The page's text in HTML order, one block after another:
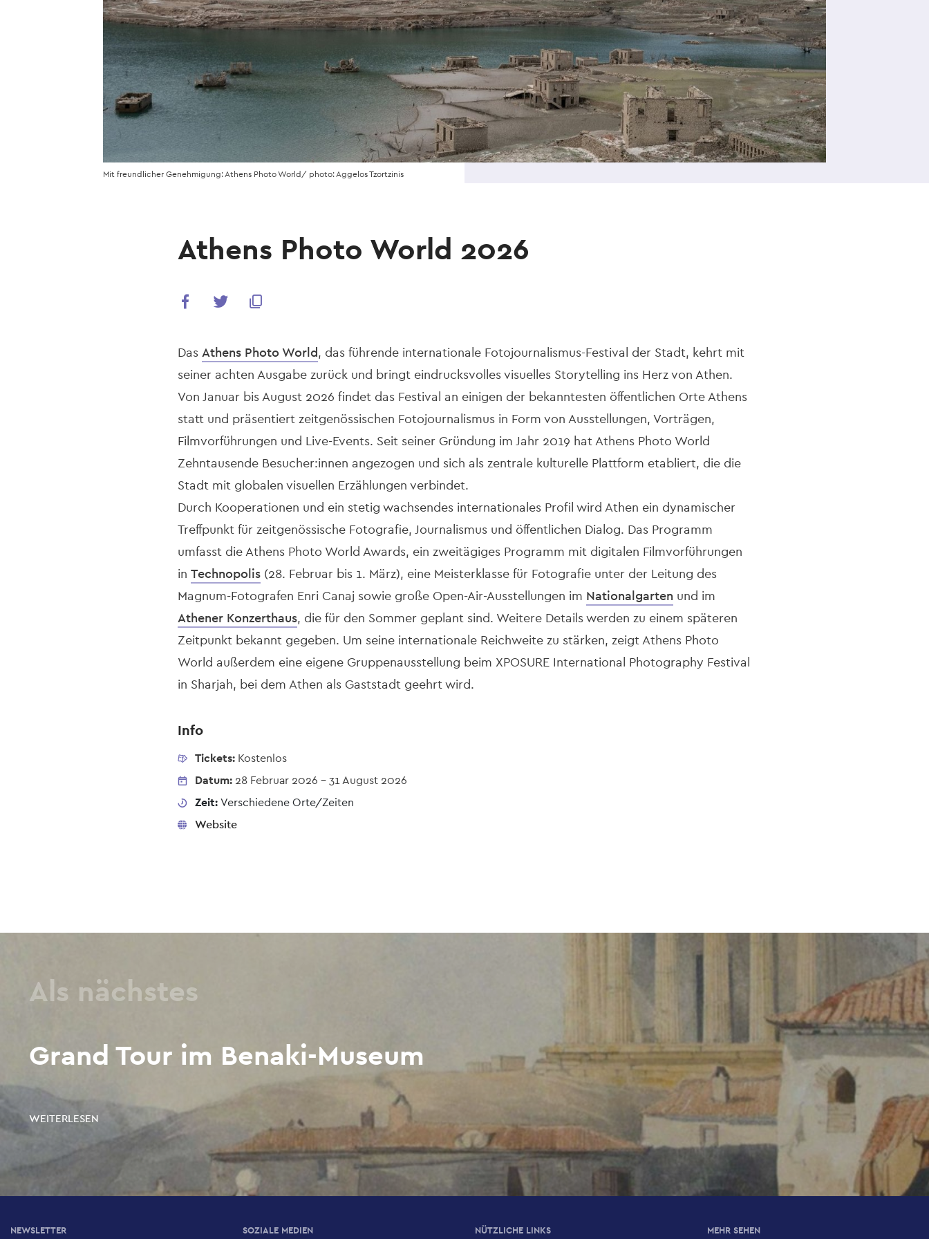
Mit freundlicher Genehmigung: Athens Photo World/ photo: Aggelos Tzortzinis
Athens Photo World 2026
Das Athens Photo World, das führende internationale Fotojournalismus-Festival der Stadt, kehrt mit
seiner achten Ausgabe zurück und bringt eindrucksvolles visuelles Storytelling ins Herz von Athen.
Von Januar bis August 2026 findet das Festival an einigen der bekanntesten öffentlichen Orte Athens
statt und präsentiert zeitgenössischen Fotojournalismus in Form von Ausstellungen, Vorträgen,
Filmvorführungen und Live-Events. Seit seiner Gründung im Jahr 2019 hat Athens Photo World
Zehntausende Besucher:innen angezogen und sich als zentrale kulturelle Plattform etabliert, die die
Stadt mit globalen visuellen Erzählungen verbindet.
Durch Kooperationen und ein stetig wachsendes internationales Profil wird Athen ein dynamischer
Treffpunkt für zeitgenössische Fotografie, Journalismus und öffentlichen Dialog. Das Programm
umfasst die Athens Photo World Awards, ein zweitägiges Programm mit digitalen Filmvorführungen
in Technopolis(28. Februar bis 1. März), eine Meisterklasse für Fotografie unter der Leitung des
Magnum-Fotografen Enri Canaj sowie große Open-Air-Ausstellungen im Nationalgarten und im
Athener Konzerthaus, die für den Sommer geplant sind. Weitere Details werden zu einem späteren
Zeitpunkt bekannt gegeben. Um seine internationale Reichweite zu stärken, zeigt Athens Photo
World außerdem eine eigene Gruppenausstellung beim XPOSURE International Photography Festival
in Sharjah, bei dem Athen als Gaststadt geehrt wird.
Info
Tickets: Kostenlos
Datum: 28 Februar 2026 -31 August 2026
Zeit:Verschiedene Orte/Zeiten
Website
Als nächstes
Grand Tour im Benaki-Museum
WEITERLESEN
NEWSLETTER SOZIALE MEDIEN NÜTZLICHE LINKS MEHR SEHEN